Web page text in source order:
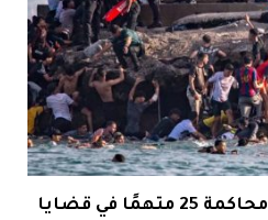
تطوان.. القضاء يباشر محاكمة 25 متهمًا في قضايا